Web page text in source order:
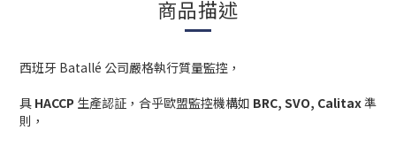
商品描述
西班牙 Batallé 公司嚴格執行質量監控，
具 HACCP 生產認証，合乎歐盟監控機構如 BRC, SVO, Calitax準
則，